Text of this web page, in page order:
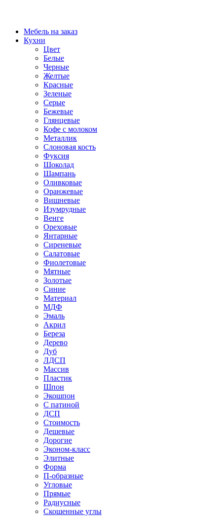
Мебель на заказ
Кухни
Цвет
Белые
Черные
Желтые
Красные
Зеленые
Серые
Бежевые
Глянцевые
Кофе с молоком
Металлик
Слоновая кость
Фуксия
Шоколад
Шампань
Оливковые
Оранжевые
Вишневые
Изумрудные
Венге
Ореховые
Янтарные
Сиреневые
Салатовые
Фиолетовые
Мятные
Золотые
Синие
Материал
МДФ
Эмаль
Акрил
Береза
Дерево
Дуб
ЛДСП
Массив
Пластик
Шпон
Экошпон
С патиной
ДСП
Стоимость
Дешевые
Дорогие
Эконом-класс
Элитные
Форма
П-образные
Угловые
Прямые
Радиусные
Скошенные углы